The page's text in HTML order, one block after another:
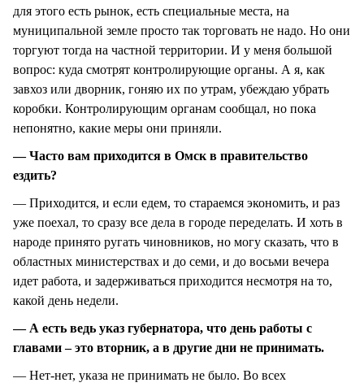
для этого есть рынок, есть специальные места, на
муниципальной земле просто так торговать не надо. Но они
торгуют тогда на частной территории. И у меня большой
вопрос: куда смотрят контролирующие органы. А я, как
завхоз или дворник, гоняю их по утрам, убеждаю убрать
коробки. Контролирующим органам сообщал, но пока
непонятно, какие меры они приняли.
— Часто вам приходится в Омск в правительство
ездить?
— Приходится, и если едем, то стараемся экономить, и раз
уже поехал, то сразу все дела в городе переделать. И хоть в
народе принято ругать чиновников, но могу сказать, что в
областных министерствах и до семи, и до восьми вечера
идет работа, и задерживаться приходится несмотря на то,
какой день недели.
— А есть ведь указ губернатора, что день работы с
главами – это вторник, а в другие дни не принимать.
— Нет-нет, указа не принимать не было. Во всех